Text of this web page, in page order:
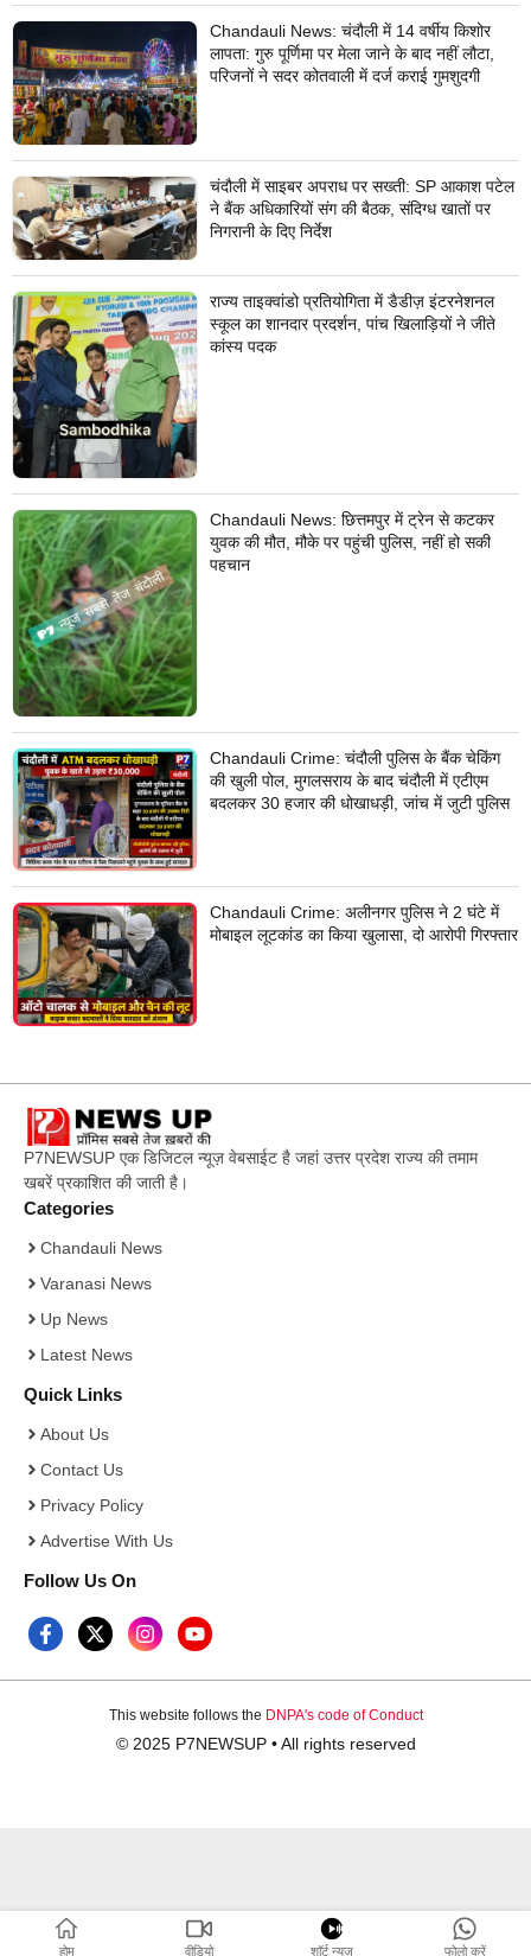
Chandauli News: चंदौली में 14 वर्षीय किशोर
लापता: गुरु पूर्णिमा पर मेला जाने के बाद नहीं लौटा,
परिजनों ने सदर कोतवाली में दर्ज कराई गुमशुदगी
चंदौली में साइबर अपराध पर सख्ती: SP आकाश पटेल
ने बैंक अधिकारियों संग की बैठक, संदिग्ध खातों पर
निगरानी के दिए निर्देश
राज्य ताइक्वांडो प्रतियोगिता में डैडीज़ इंटरनेशनल
स्कूल का शानदार प्रदर्शन, पांच खिलाड़ियों ने जीते
कांस्य पदक
Chandauli News: छित्तमपुर में ट्रेन से कटकर
युवक की मौत, मौके पर पहुंची पुलिस, नहीं हो सकी
पहचान
Chandauli Crime: चंदौली पुलिस के बैंक चेकिंग
की खुली पोल, मुगलसराय के बाद चंदौली में एटीएम
बदलकर 30 हजार की धोखाधड़ी, जांच में जुटी पुलिस
Chandauli Crime: अलीनगर पुलिस ने 2 घंटे में
मोबाइल लूटकांड का किया खुलासा, दो आरोपी गिरफ्तार
P7NEWSUP एक डिजिटल न्यूज़ वेबसाईट है जहां उत्तर प्रदेश राज्य की तमाम
खबरें प्रकाशित की जाती है।
Categories
Chandauli News
Varanasi News
Up News
Latest News
Quick Links
About Us
Contact Us
Privacy Policy
Advertise With Us
Follow Us On
This website follows the DNPA's code of Conduct
© 2025 P7NEWSUP • All rights reserved
होम वीडियो शाॅर्ट न्यूज़ फोलो करें